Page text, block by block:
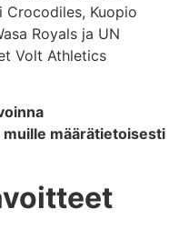
Crocodiles, Kuopio
Royals ja UN
Volt Athletics
määrätietoisesti